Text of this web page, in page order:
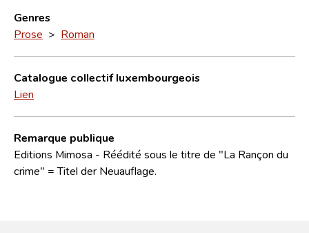
Genres
Prose > Roman
Catalogue collectif luxembourgeois
Lien
Remarque publique
Editions Mimosa - Réédité sous le titre de "La Rançon du
crime" = Titel der Neuauflage.